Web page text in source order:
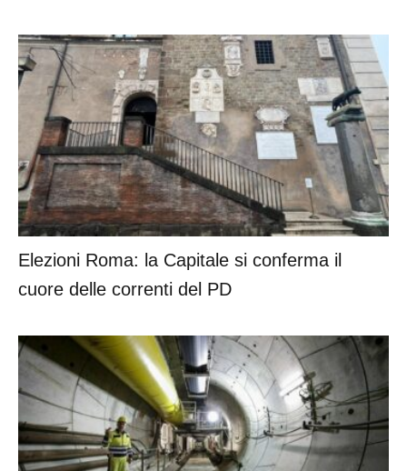
Elezioni Roma: la Capitale si conferma il
cuore delle correnti del PD